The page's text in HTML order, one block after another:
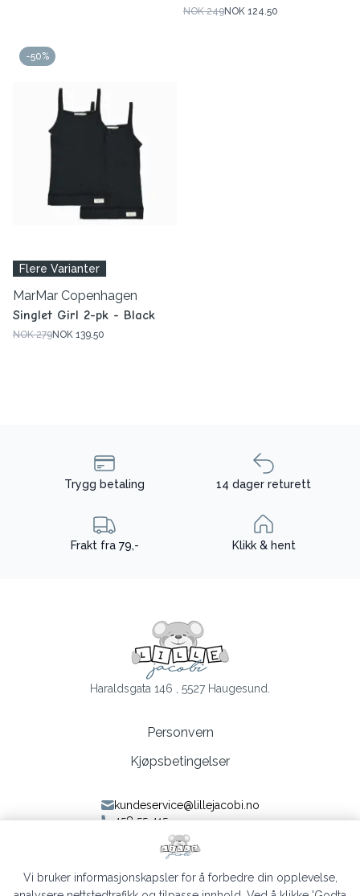
NOK 249NOK 124.50
-50%
Flere Varianter
MarMar Copenhagen
Singlet Girl 2-pk - Black
NOK 279NOK 139.50
Trygg betaling 14 dager returett
Frakt fra 79,- Klikk & hent
Haraldsgata 146 , 5527 Haugesund.
Personvern
Kjøpsbetingelser
kundeservice@lillejacobi.no
458 55 415
Følg oss på Facebook
Følg oss på Instagram
Vi bruker informasjonskapsler for å forbedre din opplevelse,